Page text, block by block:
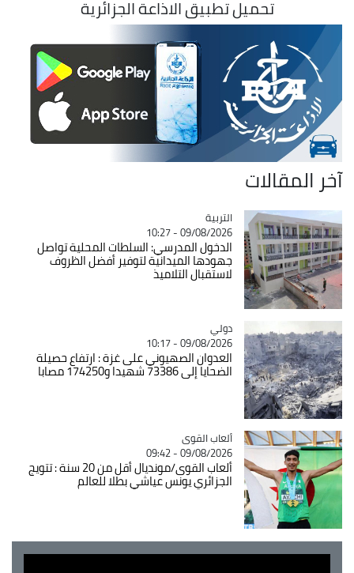
تحميل تطبيق الاذاعة الجزائرية
آخر المقالات
Catégorie
التربية
09/08/2026 - 10:27
الدخول المدرسي: السلطات المحلية تواصل
جهودها الميدانية لتوفير أفضل الظروف
لاستقبال التلاميذ
Catégorie
دولي
09/08/2026 - 10:17
العدوان الصهيوني على غزة : ارتفاع حصيلة
الضحايا إلى 73386 شهيدا و174250 مصابا
Catégorie
ألعاب القوى
09/08/2026 - 09:42
ألعاب القوى/مونديال أقل من 20 سنة : تتويج
الجزائري يونس عياشي بطلا للعالم